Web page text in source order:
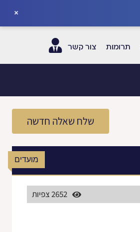
×
תרומות צור קשר
שלח שאלה חדשה
מועדים
2652 צפיות